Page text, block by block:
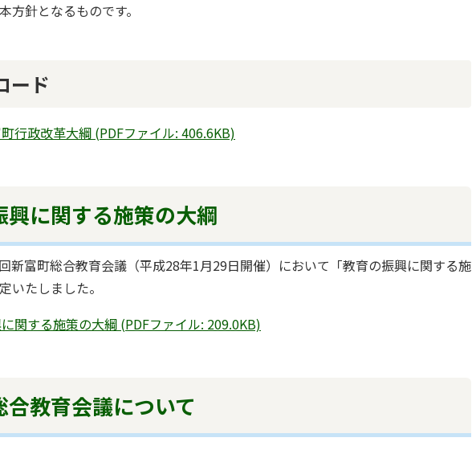
方針となるものです。
ード
行政改革大綱 (PDFファイル: 406.6KB)
興に関する施策の大綱
新富町総合教育会議（平成28年1月29日開催）において「教育の振興に関する施
いたしました。
関する施策の大綱 (PDFファイル: 209.0KB)
合教育会議について